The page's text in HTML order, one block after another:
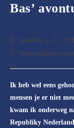
Bas’
Post
author:
JosineS
Post18
Post
Ik heb wel eens
mensen je er niet
kwam ik onderweg
Republiky